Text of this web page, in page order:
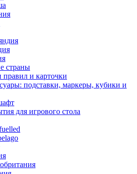
страны
и карточки
подставки, маркеры, кубики и
для игрового стола